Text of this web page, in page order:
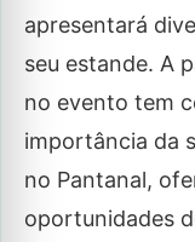
apresentará
seu estande. A
no evento tem
importância da
no Pantanal,
oportunidades